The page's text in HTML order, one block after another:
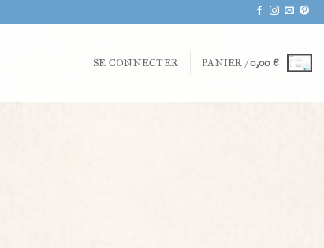
SE CONNECTER PANIER /0,00€